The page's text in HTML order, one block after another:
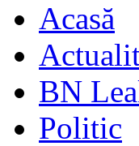
Acasă
BN
Politic